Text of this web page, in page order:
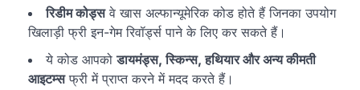
रिडीम कोड्सवे खास अल्फान्यूमेरिक कोड होते हैं जिनका उपयोग
खिलाड़ी फ्री इन-गेम रिवॉर्ड्स पाने के लिए कर सकते हैं।
ये कोड आपकोडायमंड्स, स्किन्स, हथियार और अन्य कीमती
आइटम्सफ्री में प्राप्त करने में मदद करते हैं।